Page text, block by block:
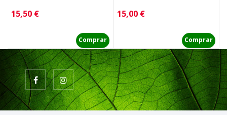
Precio
15,50 €
Comprar
Precio
15,00 €
Comprar